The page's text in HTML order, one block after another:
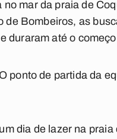
mar da praia de
Bombeiros, as
duraram até o
ponto de partida da
dia de lazer na praia